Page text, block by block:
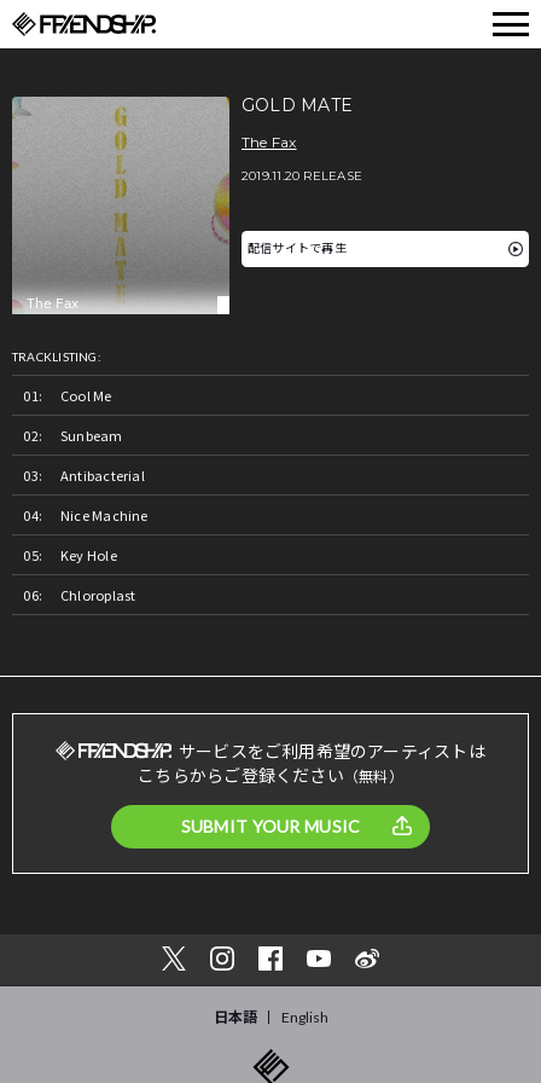
GOLD MATE
The Fax
2019.11.20 RELEASE
配信サイトで再生
TRACKLISTING:
Cool Me
Sunbeam
Antibacterial
Nice Machine
Key Hole
Chloroplast
サービスをご利用希望のアーティストは
こちらからご登録ください （無料）
SUBMIT YOUR MUSIC
日本語 English